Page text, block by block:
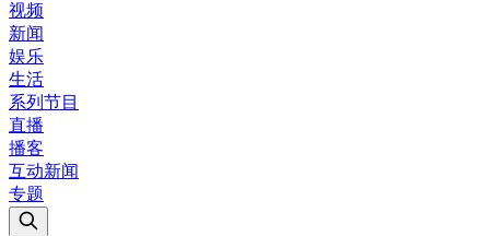
视频
新闻
娱乐
生活
系列节目
直播
播客
互动新闻
专题